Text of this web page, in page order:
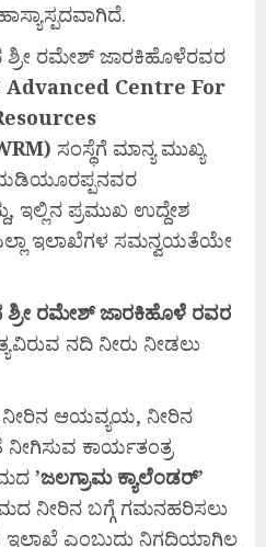
ರಮೇಶ್ ಜಾರಕಿಹೊಳೆರವರ
Advanced Centre For
ಸಂಸ್ಥೆಗೆ ಮಾನ್ಯ ಮುಖ್ಯ
ಇಲ್ಲಿನ ಪ್ರಮುಖ ಉದ್ದೇಶ
ಇಲಾಖೆಗಳ ಸಮನ್ವಯತೆಯೇ
ಶ್ರೀ ರಮೇಶ್ಜಾರಕಿಹೊಳೆ ರವರ
ನದಿ ನೀರು ನೀಡಲು
ನೀರಿನ ಆಯವ್ಯಯ, ನೀರಿನ
ಕಾರ್ಯತಂತ್ರ
’ಜಲಗ್ರಾಮ ಕ್ಯಾಲೆಂಡರ್’
ನೀರಿನ ಬಗ್ಗೆ ಗಮನಹರಿಸಲು
ಎಂಬುದು ನಿಗದಿಯಾಗಿಲ್ಲ